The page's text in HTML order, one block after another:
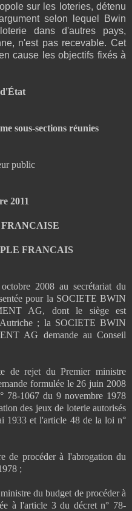
sur les loteries, détenu
selon lequel Bwin
dans d'autres pays,
n'est pas recevable. Cet
cause les objectifs fixés à
sous-sections réunies
public
2011
FRANCAIS
2008 au secrétariat du
pour la SOCIETE BWIN
AG, dont le siège est
; la SOCIETE BWIN
AG demande au Conseil
de rejet du Premier ministre
formulée le 26 juin 2008
78-1067 du 9 novembre 1978
des jeux de loterie autorisés
1933 et l'article 48 de la loi n°
de procéder à l'abrogation du
;
du budget de procéder à
à l'article 3 du décret n° 78-